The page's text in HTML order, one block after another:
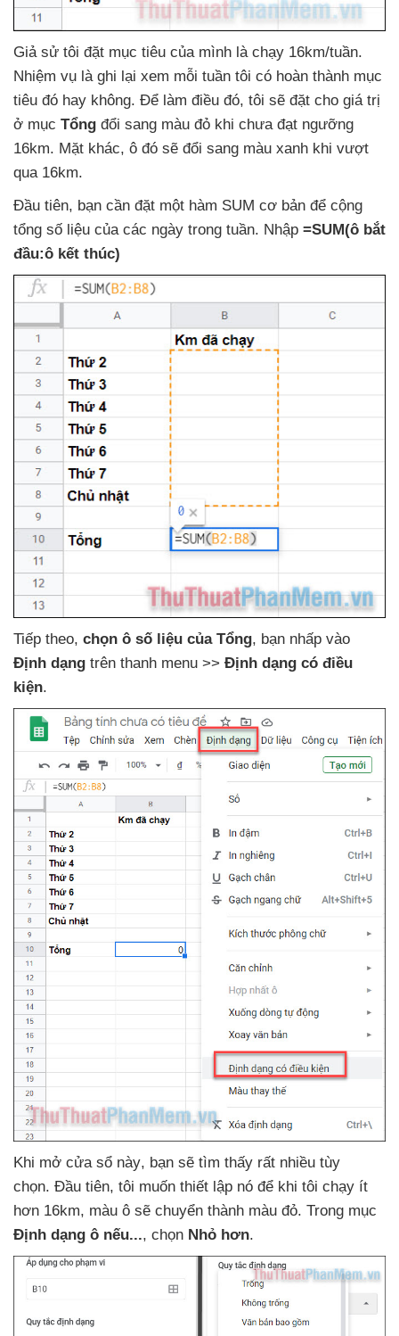
Giả sử tôi đặt mục tiêu của mình là chạy 16km/tuần.
Nhiệm vụ là ghi lại xem mỗi tuần tôi có hoàn thành mục
tiêu đó hay không. Để làm điều đó, tôi sẽ đặt cho giá trị
ở mục Tổng đổi sang màu đỏ khi chưa đạt ngưỡng
16km. Mặt khác, ô đó sẽ đổi sang màu xanh khi vượt
qua 16km.
Đầu tiên, bạn cần đặt một hàm SUM cơ bản để cộng
tổng số liệu của các ngày trong tuần. Nhập =SUM(ô bắt
đầu:ô kết thúc)
Tiếp theo, chọn ô số liệu của Tổng, bạn nhấp vào
Định dạng trên thanh menu >> Định dạng có điều
kiện.
Khi mở cửa sổ này, bạn sẽ tìm thấy rất nhiều tùy
chọn. Đầu tiên, tôi muốn thiết lập nó để khi tôi chạy ít
hơn 16km, màu ô sẽ chuyển thành màu đỏ. Trong mục
Định dạng ô nếu..., chọn Nhỏ hơn.